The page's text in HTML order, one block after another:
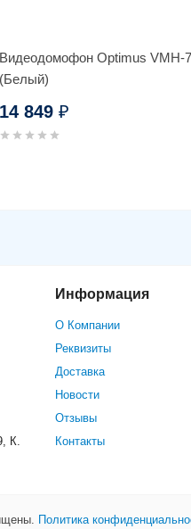
Видеодомофон Optimus VMH-
(Белый)
14 849 ₽
К.
Информация
О Компании
Реквизиты
Доставка
Новости
Отзывы
Контакты
Политика